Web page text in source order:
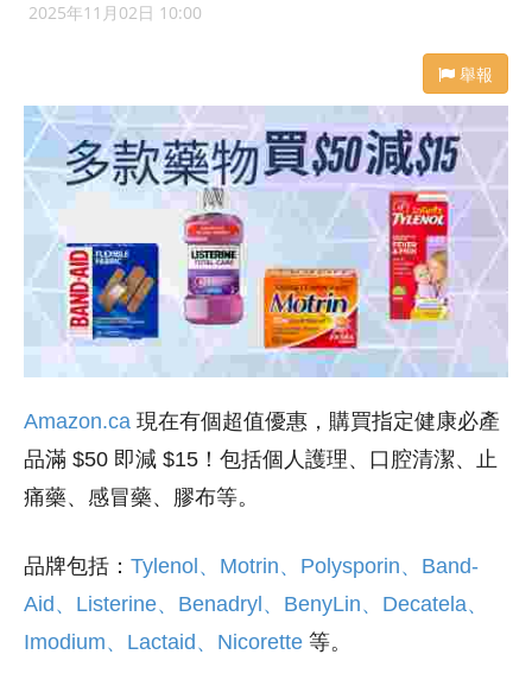
2025年11月02日 10:00
舉報
Amazon.ca 現在有個超值優惠，購買指定健康必產
品滿 $50 即減 $15！包括個人護理、口腔清潔、止
痛藥、感冒藥、膠布等。
品牌包括： Tylenol、Motrin、Polysporin、Band-
Aid、Listerine、Benadryl、BenyLin、Decatela、
Imodium、Lactaid、Nicorette 等。